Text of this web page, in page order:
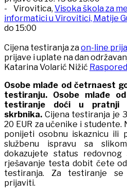
- Virovitica, Visoka škola za
informatici u Virovitici, Matije
do 15:00
Cijena testiranja zaon-line
prijave i uplate na dan
Katarina Volarić Nižić
Osobe mlađe od četrnaest
testiranju.
Osobe mlađe
testiranje doći u pratnji
skrbnika. Cijena testiranja je
20 EUR za učenike i
ponijeti osobnu iskaznicu ili
službenu ispravu sa
dokazujete status
rješavanje testa dobit ćete
testiranja. Za testiranje
prijaviti.